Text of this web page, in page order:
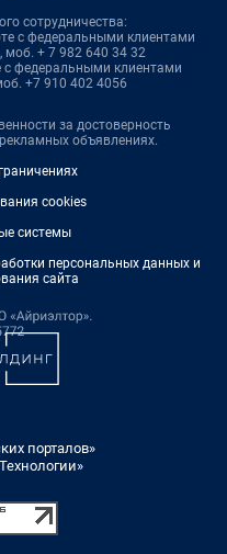
сотрудничества:
с федеральными клиентами
, моб. + 7 982 640 34 32
с федеральными клиентами
+7 910 402 4056
за достоверность
объявлениях.
cookies
системы
персональных данных и
сайта
порталов»